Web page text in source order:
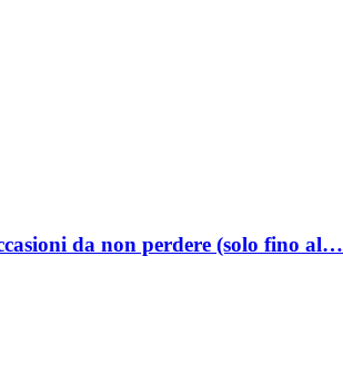
da non perdere (solo fino al…